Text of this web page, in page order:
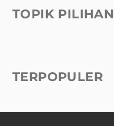
TOPIK PILIHAN
TERPOPULER